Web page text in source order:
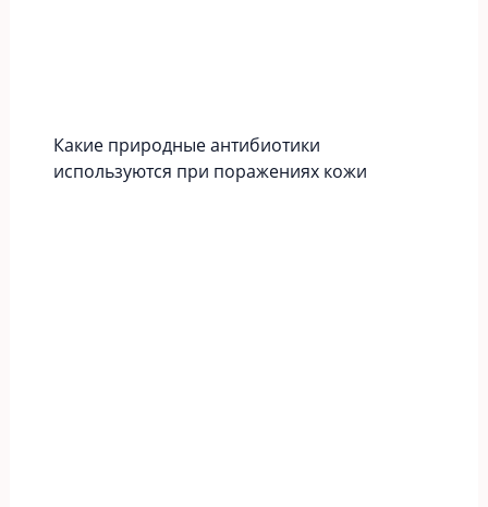
Какие природные антибиотики
используются при поражениях кожи